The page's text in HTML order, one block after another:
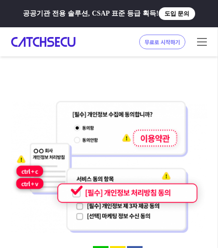
공공기관 전용 솔루션, CSAP 표준 등급 획득! 도입 문의
무료로 시작하기